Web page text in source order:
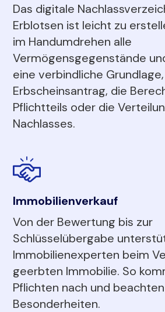
Das digitale
Erblotsen ist leicht zu
im Handumdrehen alle
Vermögensgegenstände
eine verbindliche
Erbscheinsantrag, die
Pflichtteils oder die
Nachlasses.
Immobilienverkauf
Von der Bewertung bis zur
Schlüsselübergabe
Immobilienexperten beim
geerbten Immobilie. So
Pflichten nach und
Besonderheiten.